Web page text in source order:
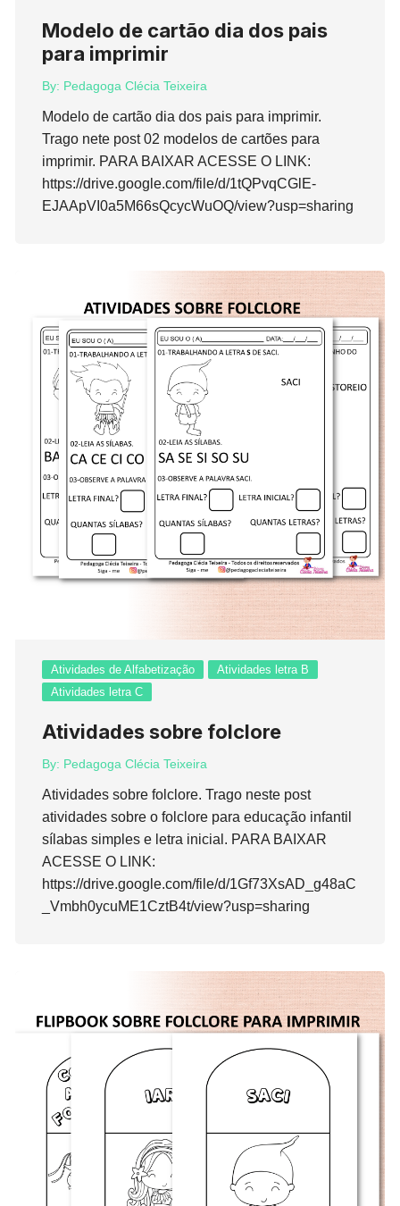
Modelo de cartão dia dos pais
para imprimir
By: Pedagoga Clécia Teixeira
Modelo de cartão dia dos pais para imprimir.
Trago nete post 02 modelos de cartões para
imprimir. PARA BAIXAR ACESSE O LINK:
https://drive.google.com/file/d/1tQPvqCGlE-
EJAApVI0a5M66sQcycWuOQ/view?usp=sharing
Atividades de Alfabetização
Atividades letra B
Atividades letra C
Atividades sobre folclore
By: Pedagoga Clécia Teixeira
Atividades sobre folclore. Trago neste post
atividades sobre o folclore para educação infantil
sílabas simples e letra inicial. PARA BAIXAR
ACESSE O LINK:
https://drive.google.com/file/d/1Gf73XsAD_g48aC
_Vmbh0ycuME1CztB4t/view?usp=sharing